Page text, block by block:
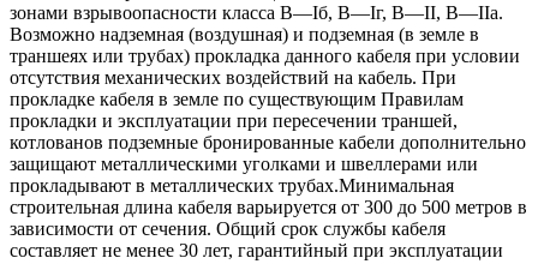
зонами взрывоопасности класса B—Iб, B—Iг, В—II, В—IIа.
Возможно надземная (воздушная) и подземная (в земле в
траншеях или трубах) прокладка данного кабеля при условии
отсутствия механических воздействий на кабель. При
прокладке кабеля в земле по существующим Правилам
прокладки и эксплуатации при пересечении траншей,
котлованов подземные бронированные кабели дополнительно
защищают металлическими уголками и швеллерами или
прокладывают в металлических трубах.Минимальная
строительная длина кабеля варьируется от 300 до 500 метров в
зависимости от сечения. Общий срок службы кабеля
составляет не менее 30 лет, гарантийный при эксплуатации